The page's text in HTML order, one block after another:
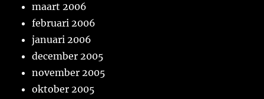
maart 2006
februari 2006
januari 2006
december 2005
november 2005
oktober 2005